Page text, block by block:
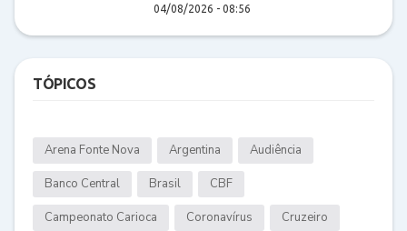
04/08/2026 - 08:56
TÓPICOS
Arena Fonte Nova Argentina Audiência
Banco Central Brasil CBF
Campeonato Carioca Coronavírus Cruzeiro